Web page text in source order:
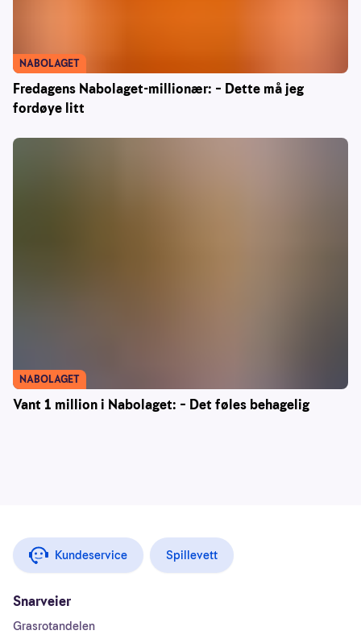
Fredagens Nabolaget-millionær: – Dette må jeg
fordøye litt
NABOLAGET
Vant 1 million i Nabolaget: – Det føles behagelig
NABOLAGET
Kundeservice Spillevett
Snarveier
Grasrotandelen